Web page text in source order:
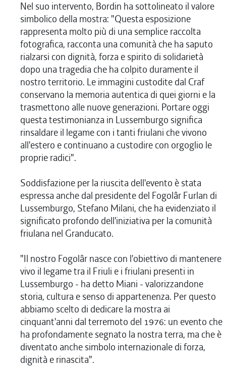
Nel suo intervento, Bordin ha sottolineato il valore
simbolico della mostra: "Questa esposizione
rappresenta molto più di una semplice raccolta
fotografica, racconta una comunità che ha saputo
rialzarsi con dignità, forza e spirito di solidarietà
dopo una tragedia che ha colpito duramente il
nostro territorio. Le immagini custodite dal Craf
conservano la memoria autentica di quei giorni e la
trasmettono alle nuove generazioni. Portare oggi
questa testimonianza in Lussemburgo significa
rinsaldare il legame con i tanti friulani che vivono
all'estero e continuano a custodire con orgoglio le
proprie radici".
Soddisfazione per la riuscita dell'evento è stata
espressa anche dal presidente del Fogolâr Furlan di
Lussemburgo, Stefano Milani, che ha evidenziato il
significato profondo dell'iniziativa per la comunità
friulana nel Granducato.
"Il nostro Fogolâr nasce con l'obiettivo di mantenere
vivo il legame tra il Friuli e i friulani presenti in
Lussemburgo - ha detto Miani - valorizzandone
storia, cultura e senso di appartenenza. Per questo
abbiamo scelto di dedicare la mostra ai
cinquant'anni dal terremoto del 1976: un evento che
ha profondamente segnato la nostra terra, ma che è
diventato anche simbolo internazionale di forza,
dignità e rinascita".